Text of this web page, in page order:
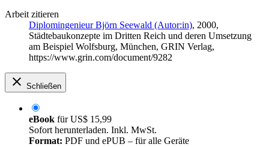
Arbeit zitieren
Diplomingenieur Björn Seewald (Autor:in), 2000,
Städtebaukonzepte im Dritten Reich und deren Umsetzung
am Beispiel Wolfsburg, München, GRIN Verlag,
https://www.grin.com/document/9282
Schließen
eBook fürUS$ 15,99
Sofort herunterladen. Inkl. MwSt.
Format: PDF und ePUB – für alle Geräte